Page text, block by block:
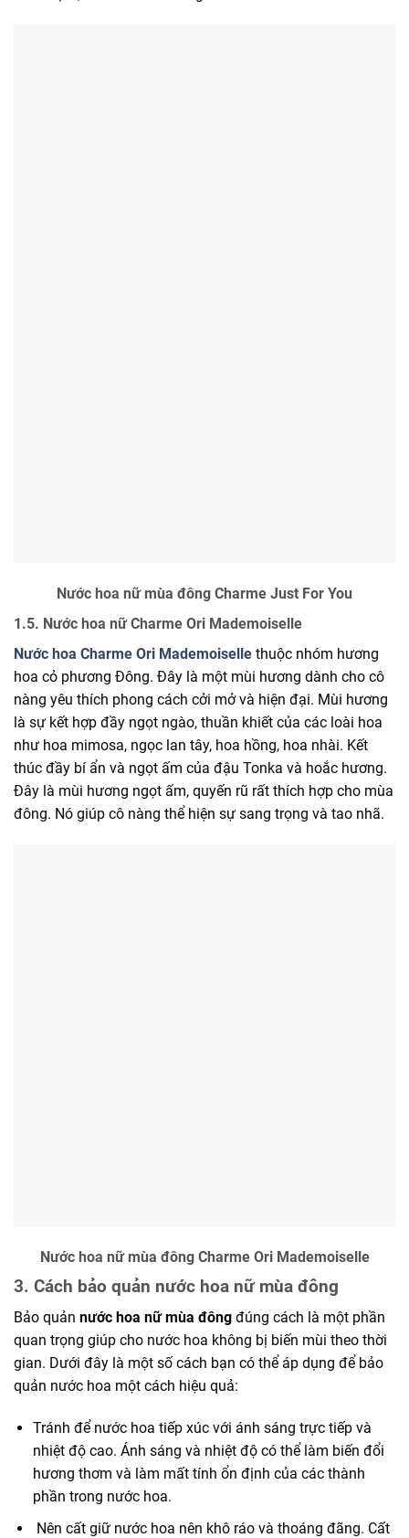
Nước hoa nữ mùa đông Charme Just For You
1.5. Nước hoa nữ Charme Ori Mademoiselle
Nước hoa Charme Ori Mademoiselle thuộc nhóm hương
hoa cỏ phương Đông. Đây là một mùi hương dành cho cô
nàng yêu thích phong cách cởi mở và hiện đại. Mùi hương
là sự kết hợp đầy ngọt ngào, thuần khiết của các loài hoa
như hoa mimosa, ngọc lan tây, hoa hồng, hoa nhài. Kết
thúc đầy bí ẩn và ngọt ấm của đậu Tonka và hoắc hương.
Đây là mùi hương ngọt ấm, quyến rũ rất thích hợp cho mùa
đông. Nó giúp cô nàng thể hiện sự sang trọng và tao nhã.
Nước hoa nữ mùa đông Charme Ori Mademoiselle
3. Cách bảo quản nước hoa nữ mùa đông
Bảo quản nước hoa nữ mùa đông đúng cách là một phần
quan trọng giúp cho nước hoa không bị biến mùi theo thời
gian. Dưới đây là một số cách bạn có thể áp dụng để bảo
quản nước hoa một cách hiệu quả:
Tránh để nước hoa tiếp xúc với ánh sáng trực tiếp và
nhiệt độ cao. Ánh sáng và nhiệt độ có thể làm biến đổi
hương thơm và làm mất tính ổn định của các thành
phần trong nước hoa.
Nên cất giữ nước hoa nên khô ráo và thoáng đãng. Cất